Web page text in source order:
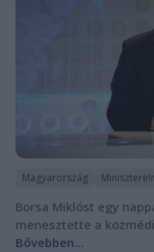
Magyarország
Borsa Miklóst egy
menesztette a
Bővebben...